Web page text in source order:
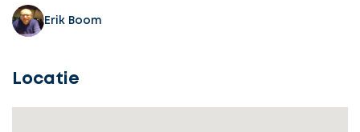
Erik Boom
Locatie